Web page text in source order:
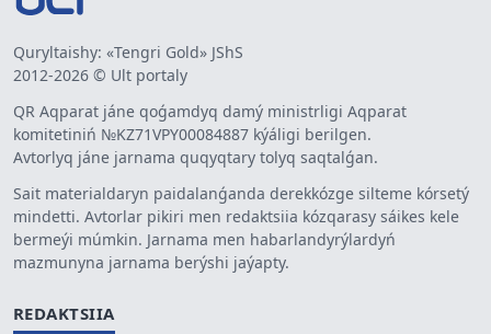
Quryltaishy: «Tengri Gold» JShS
2012-2026 © Ult portaly
QR Aqparat jáne qoǵamdyq damý ministrligi Aqparat
komitetiniń №KZ71VPY00084887 kýáligi berilgen.
Avtorlyq jáne jarnama quqyqtary tolyq saqtalǵan.
Sait materialdaryn paidalanǵanda derekkózge silteme kórsetý
mindetti. Avtorlar pikiri men redaktsiia kózqarasy sáikes kele
bermeýi múmkin. Jarnama men habarlandyrýlardyń
mazmunyna jarnama berýshi jaýapty.
REDAKTSIIA